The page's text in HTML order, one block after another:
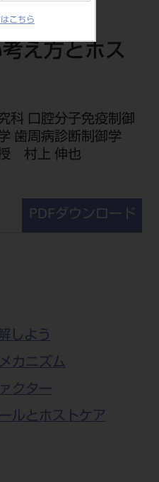
こちら
え方とホス
科 口腔分子免疫制御
歯周病診断制御学
授 村上 伸也
PDFダウンロード
しよう
カニズム
クター
ルとホストケア
連
ム関連
・お問い合わせ
せ
プ